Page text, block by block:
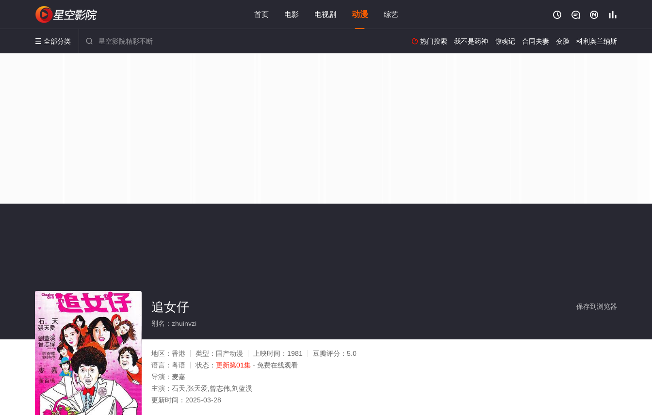
首页 电影 电视剧 动漫 综艺    
 全部分类   热门搜索 我不是药神 惊魂记 合同夫妻 变脸 科利奥兰纳斯
保存到浏览器
追女仔
别名：zhuinvzi
地区： 香港 类型： 国产动漫 上映时间： 1981 豆瓣评分： 5.0
语言： 粤语 状态： 更新第01集 - 免费在线观看
导演： 麦嘉
主演： 石天,张天爱,曾志伟,刘蓝溪
更新时间： 2025-03-28